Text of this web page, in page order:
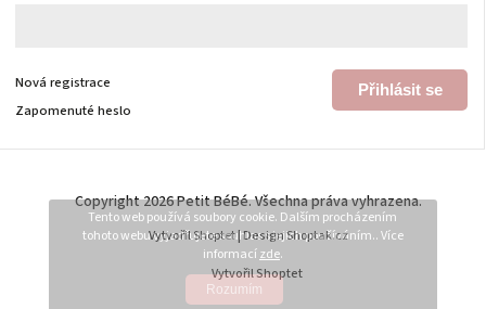
Tento web používá soubory cookie. Dalším procházením
tohoto webu vyjadřujete souhlas s jejich používáním.. Více
informacízde.
Rozumím
Přihlásit se
Nová registrace
Zapomenuté heslo
Vytvořil Shoptet
Copyright 2026Petit BéBé. Všechna práva vyhrazena.
VytvořilShoptet| DesignShoptak.cz